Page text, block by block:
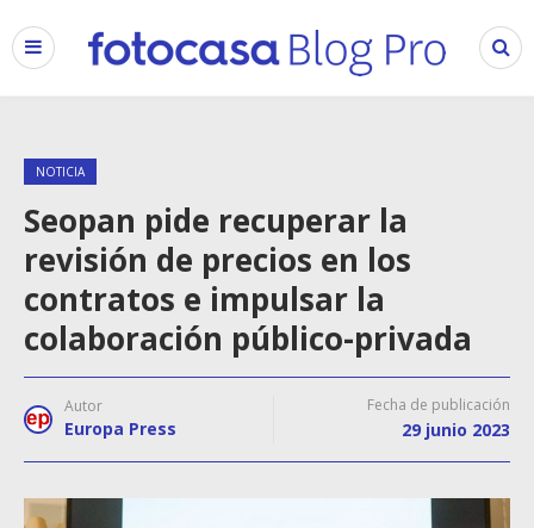
NOTICIA
Seopan pide recuperar la
revisión de precios en los
contratos e impulsar la
colaboración público-privada
Autor
Europa Press
Fecha de publicación
29 junio 2023